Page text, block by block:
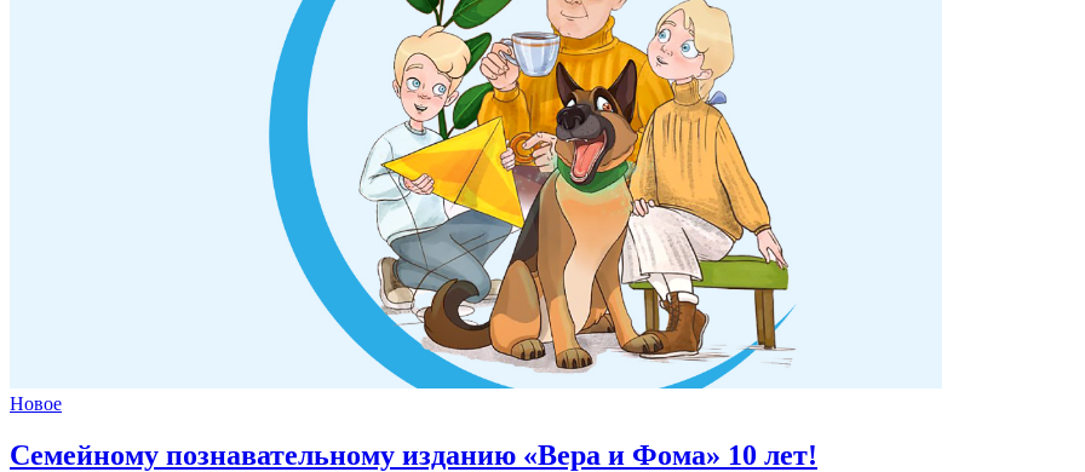
Новое
Семейному познавательному изданию «Вера и Фома» 10 лет!